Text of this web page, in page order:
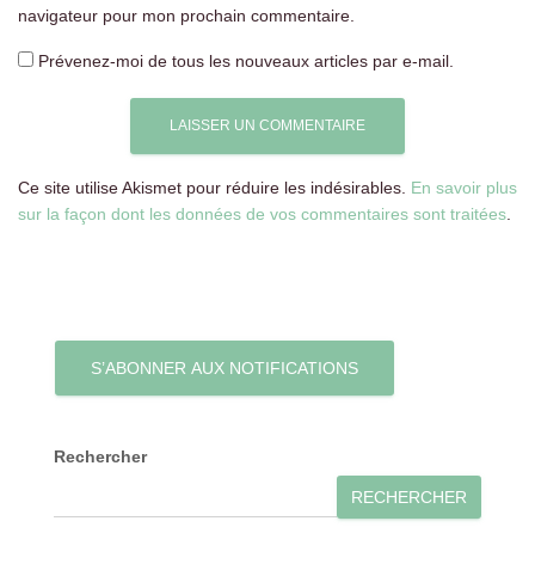
navigateur pour mon prochain commentaire.
Prévenez-moi de tous les nouveaux articles par e-mail.
Ce site utilise Akismet pour réduire les indésirables. En savoir plus
sur la façon dont les données de vos commentaires sont traitées
S’ABONNER AUX NOTIFICATIONS
Rechercher
RECHERCHER